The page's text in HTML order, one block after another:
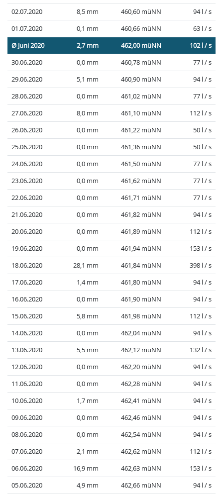
02.07.2020
8,5 mm 460,60 müNN
94 l / s
01.07.2020
0,1 mm 460,66 müNN
63 l / s
Ø Juni 2020
2,7 mm 462,00 müNN
102 l / s
30.06.2020
0,0 mm 460,78 müNN
77 l / s
29.06.2020
5,1 mm 460,90 müNN
94 l / s
28.06.2020
0,0 mm 461,02 müNN
77 l / s
27.06.2020
8,0 mm 461,10 müNN
112 l / s
26.06.2020
0,0 mm 461,22 müNN
50 l / s
25.06.2020
0,0 mm 461,36 müNN
50 l / s
24.06.2020
0,0 mm 461,50 müNN
77 l / s
23.06.2020
0,0 mm 461,62 müNN
77 l / s
22.06.2020
0,0 mm 461,71 müNN
77 l / s
21.06.2020
0,0 mm 461,82 müNN
94 l / s
20.06.2020
0,0 mm 461,89 müNN
112 l / s
19.06.2020
0,0 mm 461,94 müNN
153 l / s
18.06.2020
28,1 mm 461,84 müNN
398 l / s
17.06.2020
1,4 mm 461,80 müNN
94 l / s
16.06.2020
0,0 mm 461,90 müNN
94 l / s
15.06.2020
5,8 mm 461,98 müNN
112 l / s
14.06.2020
0,0 mm 462,04 müNN
94 l / s
13.06.2020
5,5 mm 462,12 müNN
132 l / s
12.06.2020
0,0 mm 462,20 müNN
94 l / s
11.06.2020
0,0 mm 462,28 müNN
94 l / s
10.06.2020
1,7 mm 462,41 müNN
94 l / s
09.06.2020
0,0 mm 462,46 müNN
94 l / s
08.06.2020
0,0 mm 462,54 müNN
94 l / s
07.06.2020
2,1 mm 462,62 müNN
112 l / s
06.06.2020
16,9 mm 462,63 müNN
153 l / s
05.06.2020
4,9 mm 462,66 müNN
94 l / s